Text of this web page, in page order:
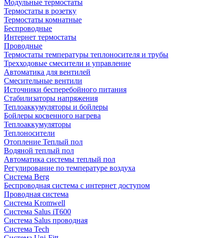
Модульные термостаты
Термостаты в розетку
Термостаты комнатные
Беспроводные
Интернет термостаты
Проводные
Термостаты температуры теплоносителя и трубы
Трехходовые смесители и управление
Автоматика для вентилей
Смесительные вентили
Источники бесперебойного питания
Стабилизаторы напряжения
Теплоаккумуляторы и бойлеры
Бойлеры косвенного нагрева
Теплоаккумуляторы
Теплоносители
Отопление Теплый пол
Водяной теплый пол
Автоматика системы теплый пол
Регулирование по температуре воздуха
Система Berg
Беспроводная система с интернет доступом
Проводная система
Система Kromwell
Система Salus iT600
Система Salus проводная
Система Tech